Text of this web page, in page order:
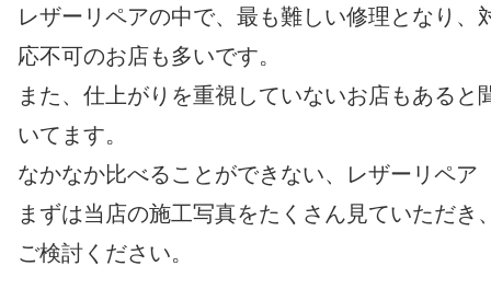
レザーリペアの中で、最も難しい修理となり、
応不可のお店も多いです。
また、仕上がりを重視していないお店もあると
いてます。
なかなか比べることができない、レザーリペア
まずは当店の施工写真をたくさん見ていただき
ご検討ください。